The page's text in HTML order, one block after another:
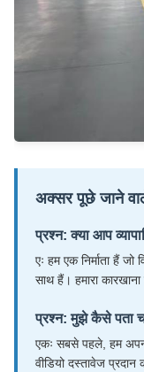
अक्सर पूछे जाने
प्रश्न: क्या आप
एः हम एक निर्माता हैं जो
साथ हैं। हमारा
प्रश्न: मुझे कैसे पता
एकः सबसे पहले, हम
वीडियो दस्तावेज प्रदान